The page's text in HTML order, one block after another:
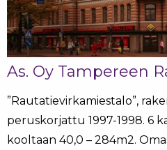
As. Oy Tampereen
”Rautatievirkamiestalo”,
peruskorjattu 1997-1998. 6
kooltaan 40,0 – 284m2.